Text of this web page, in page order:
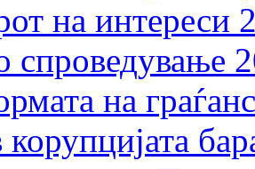
на интереси
спроведување
на